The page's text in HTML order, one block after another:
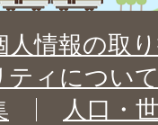
人情報の取
ティについ
人口・